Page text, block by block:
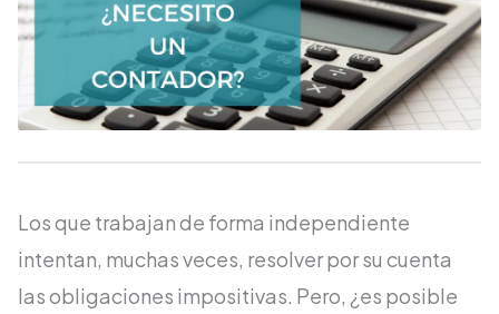
Los que trabajan de forma independiente
intentan, muchas veces, resolver por su cuenta
las obligaciones impositivas. Pero, ¿es posible